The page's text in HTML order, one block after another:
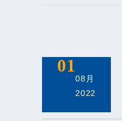
01
08月
2022